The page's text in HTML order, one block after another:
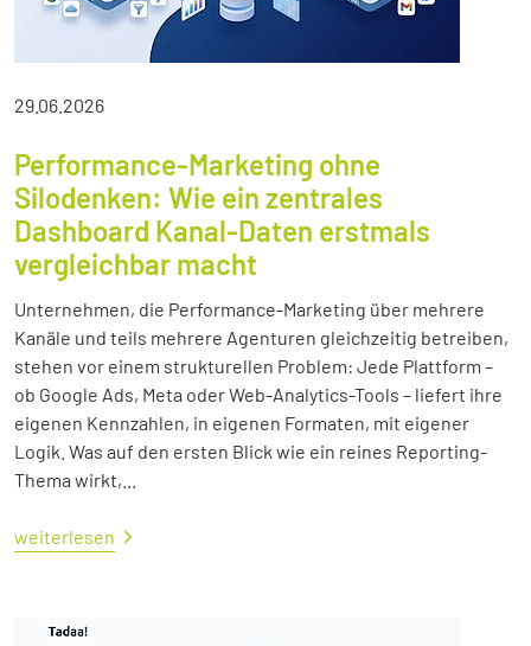
29.06.2026
Performance-Marketing ohne
Silodenken: Wie ein zentrales
Dashboard Kanal-Daten erstmals
vergleichbar macht
Unternehmen, die Performance-Marketing über mehrere
Kanäle und teils mehrere Agenturen gleichzeitig betreiben,
stehen vor einem strukturellen Problem: Jede Plattform –
ob Google Ads, Meta oder Web-Analytics-Tools – liefert ihre
eigenen Kennzahlen, in eigenen Formaten, mit eigener
Logik. Was auf den ersten Blick wie ein reines Reporting-
Thema wirkt,...
weiterlesen